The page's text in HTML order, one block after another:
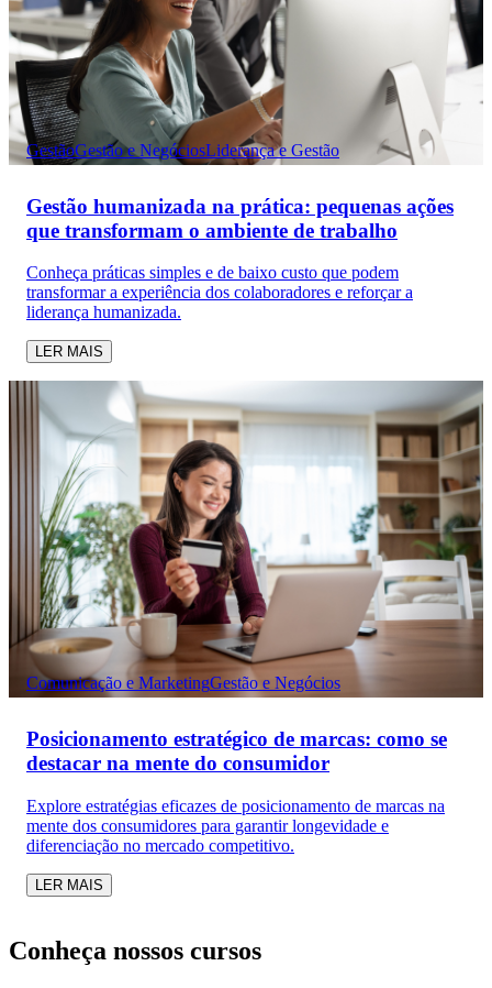
GestãoGestão e NegóciosLiderança e Gestão
Gestão humanizada na prática: pequenas ações
que transformam o ambiente de trabalho
Conheça práticas simples e de baixo custo que podem
transformar a experiência dos colaboradores e reforçar a
liderança humanizada.
LER MAIS
Comunicação e MarketingGestão e Negócios
Posicionamento estratégico de marcas: como se
destacar na mente do consumidor
Explore estratégias eficazes de posicionamento de marcas na
mente dos consumidores para garantir longevidade e
diferenciação no mercado competitivo.
LER MAIS
Conheça nossos cursos